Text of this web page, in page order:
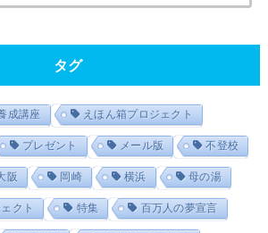
タグ
成講座 えほん箱プロジェクト
プレゼント メール版 不登校
阪 岡崎 横浜 母の湯
クト 特集 百万人の夢宣言